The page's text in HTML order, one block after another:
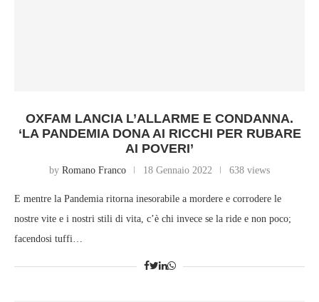
OXFAM LANCIA L’ALLARME E CONDANNA.
‘LA PANDEMIA DONA AI RICCHI PER RUBARE
AI POVERI’
by Romano Franco 18 Gennaio 2022 638 views
E mentre la Pandemia ritorna inesorabile a mordere e corrodere le
nostre vite e i nostri stili di vita, c’è chi invece se la ride e non poco;
facendosi tuffi…